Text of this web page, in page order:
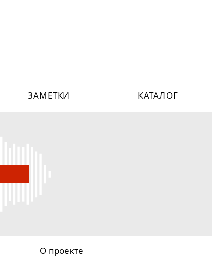
ЗАМЕТКИ КАТАЛОГ
О проекте